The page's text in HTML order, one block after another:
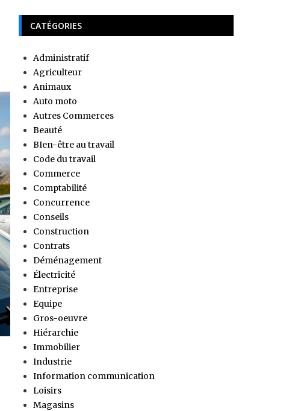
CATÉGORIES
Administratif
Agriculteur
Animaux
Auto moto
Autres Commerces
Beauté
BIen-être au travail
Code du travail
Commerce
Comptabilité
Concurrence
Conseils
Construction
Contrats
Déménagement
Électricité
Entreprise
Equipe
Gros-oeuvre
Hiérarchie
Immobilier
Industrie
Information communication
Loisirs
Magasins